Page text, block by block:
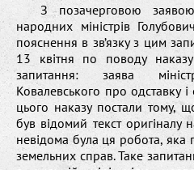
З позачерговою
народних міністрів
пояснення в зв’язку з цим
13 квітня по поводу
запитання: заява
Ковалевського про одставку
цього наказу постали тому,
був відомий текст оригіналу
невідома була ця робота, яка
земельних справ. Таке